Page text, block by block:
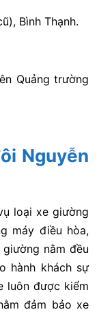
Bình Thạnh.
Quảng trường
Nguyễn
loại xe giường
máy điều hòa,
nằm đều
hành khách sự
luôn được kiểm
đảm bảo xe